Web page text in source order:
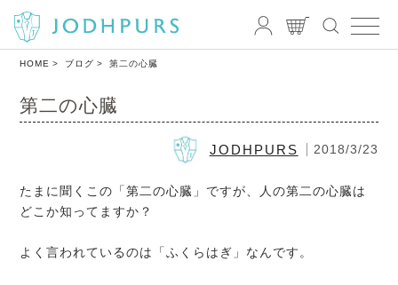
HOME ブログ 第二の心臓
第二の心臓
JODHPURS 2018/3/23
たまに聞くこの「第二の心臓」ですが、人の第二の心臓は
どこか知ってますか？
よく言われているのは「ふくらはぎ」なんです。